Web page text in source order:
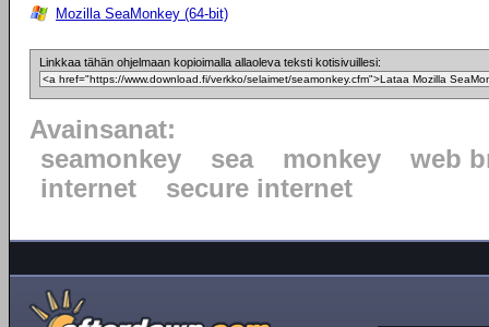
Mozilla SeaMonkey (64-bit)
Linkkaa tähän ohjelmaan kopioimalla allaoleva teksti kotisivuillesi:
Avainsanat:
seamonkey
sea monkey
web
internet
secure internet